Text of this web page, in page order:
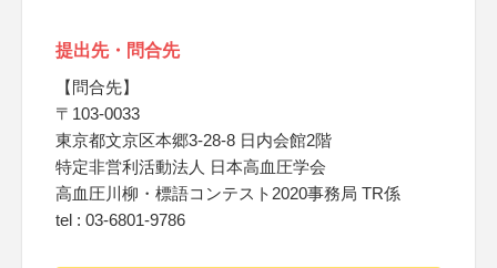
提出先・問合先
【問合先】
〒103-0033
東京都文京区本郷3-28-8 日内会館2階
特定非営利活動法人 日本高血圧学会
高血圧川柳・標語コンテスト2020事務局 TR係
tel : 03-6801-9786